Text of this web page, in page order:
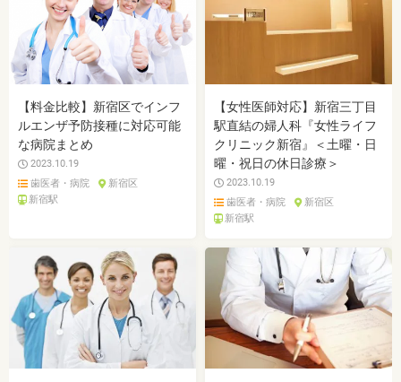
【料金比較】新宿区でインフ
ルエンザ予防接種に対応可能
な病院まとめ
2023.10.19
歯医者・病院
新宿区
新宿駅
【女性医師対応】新宿三丁目
駅直結の婦人科『女性ライフ
クリニック新宿』＜土曜・日
曜・祝日の休日診療＞
2023.10.19
歯医者・病院
新宿区
新宿駅